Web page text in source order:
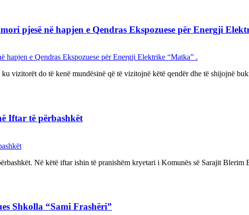
pjesë në hapjen e Qendras Ekspozuese për Energji
vizitorët do të kenë mundësinë që të vizitojnë këtë qendër dhe të shijojnë
Iftar të përbashkët
Në këtë iftar ishin të pranishëm kryetari i Komunës së Sarajit
Shkolla “Sami Frashëri”